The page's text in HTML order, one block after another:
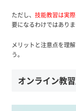
ただし、 技能教習は実
要になるわけではありま
メリットと注意点を理
う。
オンライン教